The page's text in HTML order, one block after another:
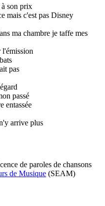
son prix
mais c'est pas Disney
ma chambre je taffe mes
l'émission
pas
passé
entassée
arrive plus
de paroles de chansons
de Musique (SEAM)